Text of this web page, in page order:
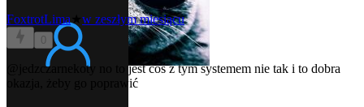
FoxtrotLima★ w zeszłym miesiącu
0
@jedzczarnekoty
no to jest coś z tym systemem nie tak i to dobra
okazja, żeby go poprawić